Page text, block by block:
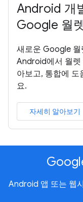
Android 개
Google 월
새로운 Google
Android에서 월렛
아보고, 통합에 도
요.
자세히 알아보기
Android 앱 또는 웹